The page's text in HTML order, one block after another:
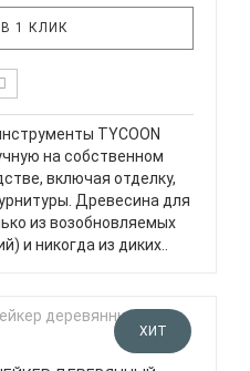
1 КЛИК
TYCOON
на собственном
включая отделку,
Древесина для
из возобновляемых
и никогда из диких..
ХИТ